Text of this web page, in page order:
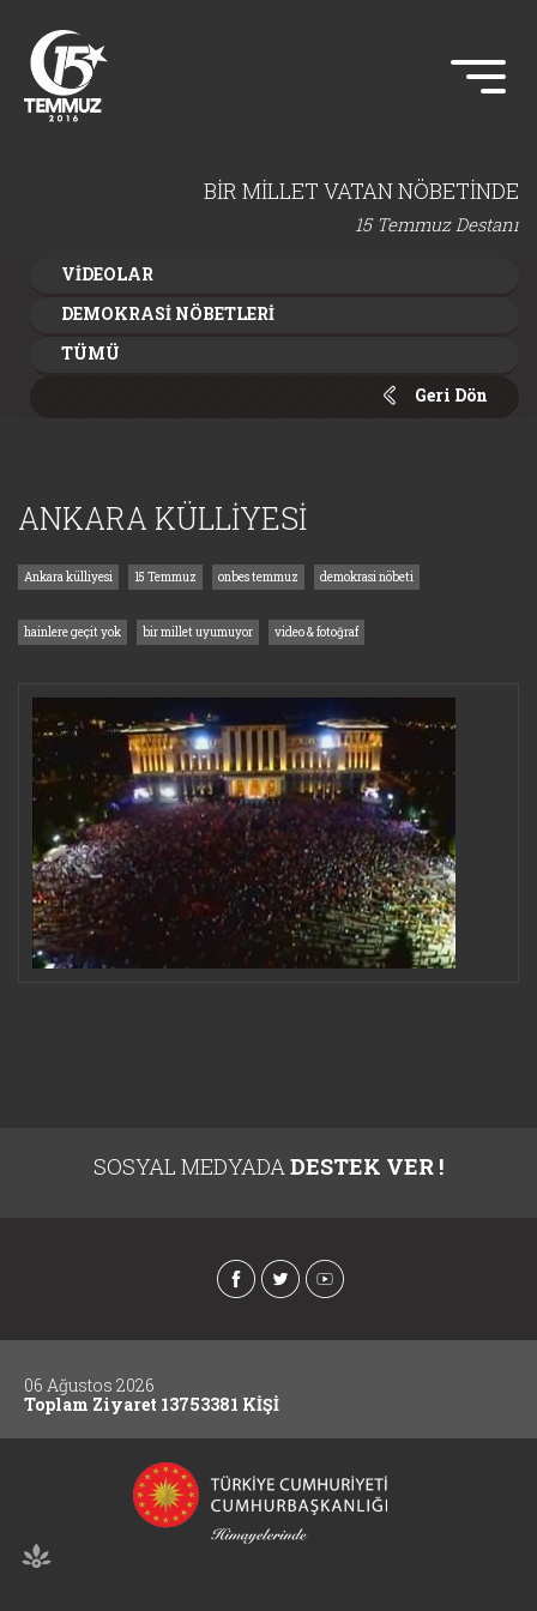
BİR MİLLET VATAN NÖBETİNDE
15 Temmuz Destanı
VİDEOLAR
DEMOKRASİ NÖBETLERİ
TÜMÜ
Geri Dön
ANKARA KÜLLİYESİ
Ankara külliyesi 15 Temmuz onbes temmuz demokrasi nöbeti
hainlere geçit yok bir millet uyumuyor video & fotoğraf
SOSYAL MEDYADADESTEK VER !
06 Ağustos 2026
Toplam Ziyaret 13753381 KİŞİ